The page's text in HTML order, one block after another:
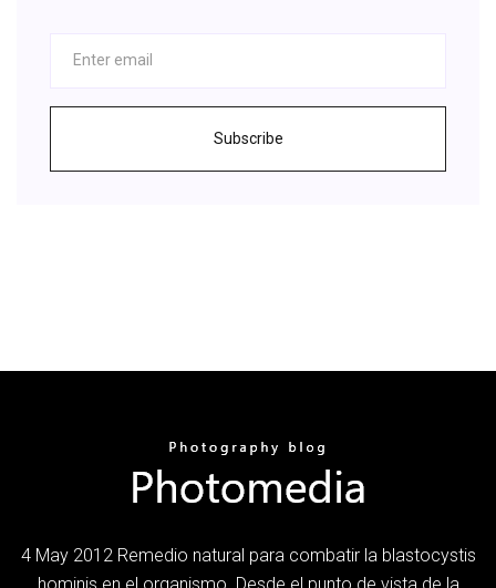
Subscribe
4 May 2012 Remedio natural para combatir la blastocystis